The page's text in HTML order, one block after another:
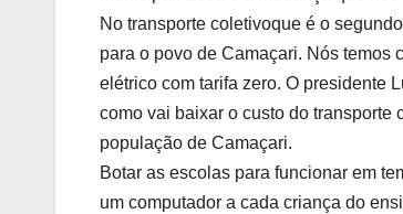
No transporte coletivoque é o
para o povo de Camaçari. Nós temos
elétrico com tarifa zero. O presidente
como vai baixar o custo do transporte
população de Camaçari.
Botar as escolas para funcionar em
um computador a cada criança do